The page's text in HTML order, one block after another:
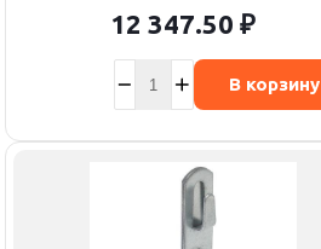
12 347.50 ₽
В корзину